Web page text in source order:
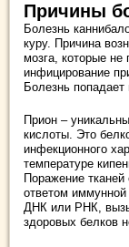
Причины
Болезнь
куру. Причина
мозга, которые не
инфицирование
Болезнь
Прион –
кислоты. Это
инфекционного
температуре
Поражение тканей
ответом
ДНК или РНК,
здоровых белков